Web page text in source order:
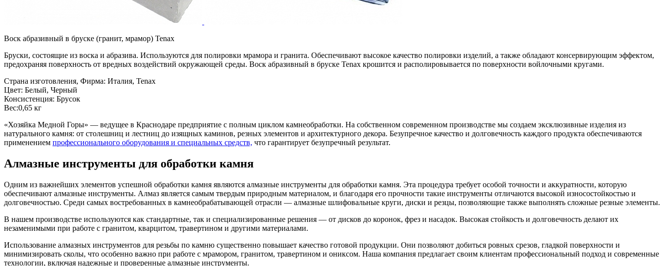
Воск абразивный в бруске (гранит, мрамор) Tenax
Бруски, состоящие из воска и абразива. Используются для полировки мрамора и гранита. Обеспечивают высокое качество полировки изделий, а также обладают консервирующим эффектом,
предохраняя поверхность от вредных воздействий окружающей среды. Воск абразивный в бруске Tenax крошится и располировывается по поверхности войлочными кругами.
Страна изготовления, Фирма: Италия, Tenax
Цвет: Белый, Черный
Консистенция: Брусок
Вес:0,65 кг
«Хозяйка Медной Горы» — ведущее в Краснодаре предприятие с полным циклом камнеобработки. На собственном современном производстве мы создаем эксклюзивные изделия из
натурального камня: от столешниц и лестниц до изящных каминов, резных элементов и архитектурного декора. Безупречное качество и долговечность каждого продукта обеспечиваются
применением профессионального оборудования и специальных средств, что гарантирует безупречный результат.
Алмазные инструменты для обработки камня
Одним из важнейших элементов успешной обработки камня являются алмазные инструменты для обработки камня. Эта процедура требует особой точности и аккуратности, которую
обеспечивают алмазные инструменты. Алмаз является самым твердым природным материалом, и благодаря его прочности такие инструменты отличаются высокой износостойкостью и
долговечностью. Среди самых востребованных в камнеобрабатывающей отрасли — алмазные шлифовальные круги, диски и резцы, позволяющие также выполнять сложные резные элементы.
В нашем производстве используются как стандартные, так и специализированные решения — от дисков до коронок, фрез и насадок. Высокая стойкость и долговечность делают их
незаменимыми при работе с гранитом, кварцитом, травертином и другими материалами.
Использование алмазных инструментов для резьбы по камню существенно повышает качество готовой продукции. Они позволяют добиться ровных срезов, гладкой поверхности и
минимизировать сколы, что особенно важно при работе с мрамором, гранитом, травертином и ониксом. Наша компания предлагает своим клиентам профессиональный подход и современные
технологии, включая надежные и проверенные алмазные инструменты.